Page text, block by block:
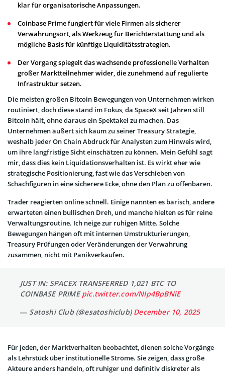
klar für organisatorische Anpassungen.
Coinbase Prime fungiert für viele Firmen als sicherer
Verwahrungsort, als Werkzeug für Berichterstattung und als
mögliche Basis für künftige Liquiditätsstrategien.
Der Vorgang spiegelt das wachsende professionelle Verhalten
großer Marktteilnehmer wider, die zunehmend auf regulierte
Infrastruktur setzen.
Die meisten großen Bitcoin Bewegungen von Unternehmen wirken
routiniert, doch diese stand im Fokus, da SpaceX seit Jahren still
Bitcoin hält, ohne daraus ein Spektakel zu machen. Das
Unternehmen äußert sich kaum zu seiner Treasury Strategie,
weshalb jeder On Chain Abdruck für Analysten zum Hinweis wird,
um ihre langfristige Sicht einschätzen zu können. Mein Gefühl sagt
mir, dass dies kein Liquidationsverhalten ist. Es wirkt eher wie
strategische Positionierung, fast wie das Verschieben von
Schachfiguren in eine sicherere Ecke, ohne den Plan zu offenbaren.
Trader reagierten online schnell. Einige nannten es bärisch, andere
erwarteten einen bullischen Dreh, und manche hielten es für reine
Verwaltungsroutine. Ich neige zur ruhigen Mitte. Solche
Bewegungen hängen oft mit internen Umstrukturierungen,
Treasury Prüfungen oder Veränderungen der Verwahrung
zusammen, nicht mit Panikverkäufen.
JUST IN: SPACEX TRANSFERRED 1,021 BTC TO
COINBASE PRIMEpic.twitter.com/NIp4BpBNiE
— Satoshi Club (@esatoshiclub)December 10, 2025
Für jeden, der Marktverhalten beobachtet, dienen solche Vorgänge
als Lehrstück über institutionelle Ströme. Sie zeigen, dass große
Akteure anders handeln, oft ruhiger und definitiv diskreter als